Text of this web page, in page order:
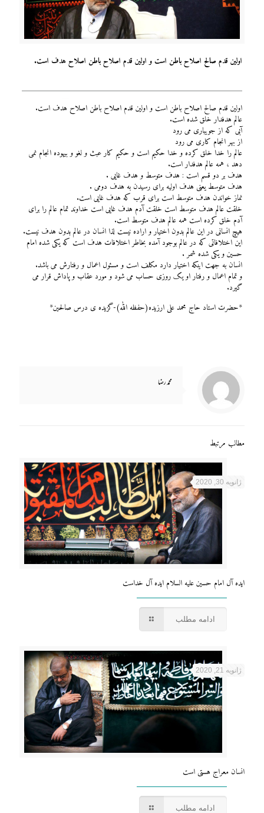
اولین قدم صالح اصلاح باطن است و اولین قدم اصلاح باطن اصلاح هدف است.
اولین قدم صالح اصلاح باطن است و اولین قدم اصلاح باطن اصلاح هدف است.
عالم هدفدار خلق شده است.
آبی که از جویباری می رود
از بهر انجام کاری می رود
عالم را خدا خلق کرده و خدا حکیم است و حکیم کار عبث و لغو و بیهوده انجام نمی
دهد ، همه عالم هدفدار است.
هدف بر دو قسم است : هدف متوسط و هدف غایی .
هدف متوسط یعنی هدف اولیه برای رسیدن به هدف دومی .
نماز خواندن هدف متوسط است برای قرب که هدف غایی است.
خلقت عالم هدف متوسط است خلقت آدم هدف غایی است خداوند تمام عالم را برای
آدم خلق کرده است همه عالم هدف متوسط است.
هیچ انسانی در این عالم بدون اختیار و اراده نیست لذا انسان در عالم بدون هدف نیست.
این اختلافاتی که در عالم بوجود آمده بخاطر اختلافات هدف است که یکی شده امام
حسین و یکی شده شمر .
انسان به جهت اینکه اختیار دارد مکلف است و مسئول اعمال و رفتارش می باشد.
و تمام اعمال و رفتار او یک روزی حساب می شود و مورد عقاب و پاداش قرار می
گیرد.
*حضرت استاد حاج محمد علی ارزیده(حفظه الله)-گزیده ی درس صالحین*
محمد رضا
مطالب مرتبط
ژانویه 30, 2020
ایده آل امام حسین علیه السلام ایده آل خداست
ادامه مطلب
ژانویه 21, 2020
انسان معراج هستی است
ادامه مطلب